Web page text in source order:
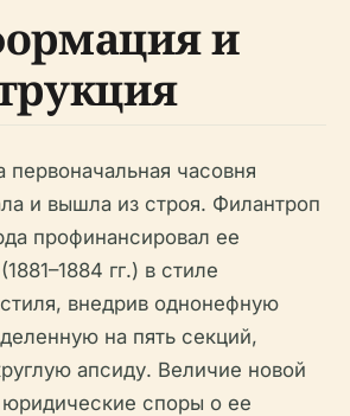
и
первоначальная часовня
и вышла из строя. Филантроп
профинансировал ее
гг.) в стиле
внедрив однонефную
на пять секций,
апсиду. Величие новой
юридические споры о ее